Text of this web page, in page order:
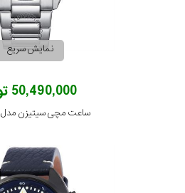
نمایش سریع
50,490,000 تومان
ساعت مچی سیتیزن مدل CA4590-81L